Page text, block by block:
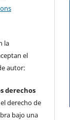
la
el
autor:
derechos
derecho de
bajo una